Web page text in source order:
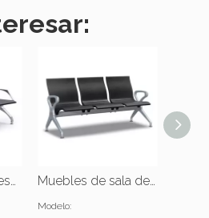
Sillas de sala de espera para consultorio dental Muebles de sala de espera para pacientes de consultorio médico
Modelo: